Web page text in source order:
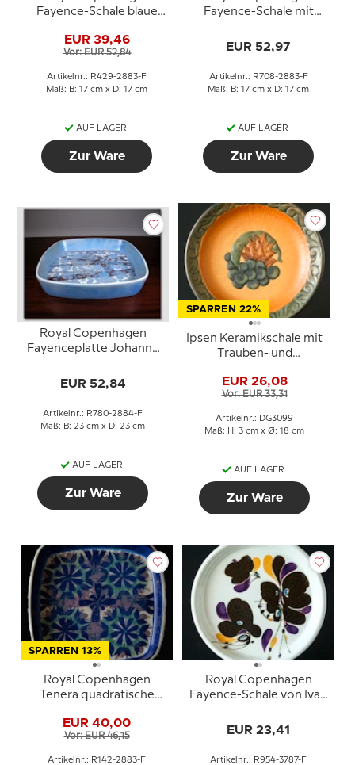
Fayence-Schale blaue
Johanson
EUR 39,46
Vor: EUR 52,84
Artikelnr.: R429-2883-F
Maß: B: 17 cm x D: 17 cm
AUF LAGER
Zur Ware
Fayence-Schale mit
Thorsson
EUR 52,97
Artikelnr.: R708-2883-F
Maß: B: 17 cm x D: 17 cm
AUF LAGER
Zur Ware
Royal Copenhagen
Fayenceplatte Johanne
EUR 52,84
Artikelnr.: R780-2884-F
Maß: B: 23 cm x D: 23 cm
AUF LAGER
Zur Ware
SPARREN 22%
Ipsen Keramikschale mit
Trauben- und
EUR 26,08
Vor: EUR 33,31
Artikelnr.: DG3099
Maß: H: 3 cm x Ø: 18 cm
AUF LAGER
Zur Ware
SPARREN 13%
Royal Copenhagen
Tenera quadratische
Johanson MJ
EUR 40,00
Vor: EUR 46,15
Artikelnr.: R142-2883-F
Royal Copenhagen
Fayence-Schale von Ivan
EUR 23,41
Artikelnr.: R954-3787-F